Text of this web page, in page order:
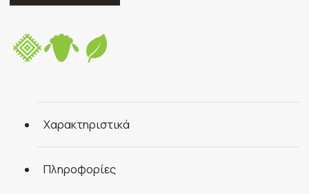
Χαρακτηριστικά
Πληροφορίες